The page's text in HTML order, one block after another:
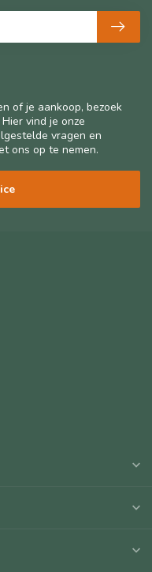
of je aankoop, bezoek
vind je onze
vragen en
ons op te nemen.